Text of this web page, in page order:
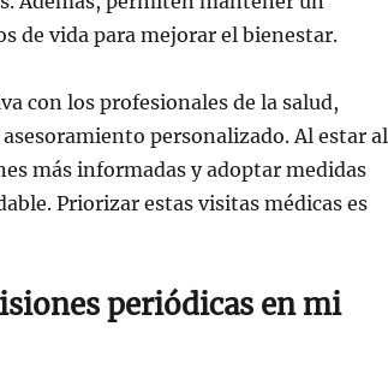
de vida para mejorar el bienestar.
con los profesionales de la salud,
personalizado. Al estar al
más informadas y adoptar medidas
Priorizar estas visitas médicas es
periódicas en mi